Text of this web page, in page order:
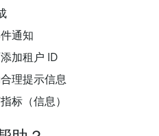
通知
加租户 ID
理提示信息
标（信息）